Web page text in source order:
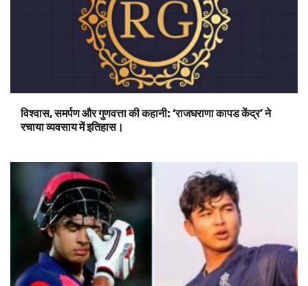
विश्वास, समर्पण और गुणवत्ता की कहानी: ‘राजघराणा कापड केंद्र’ ने
रचाया व्यवसाय में इतिहास।